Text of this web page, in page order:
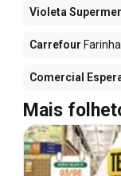
Violeta
Carrefour
Comercial
Mais